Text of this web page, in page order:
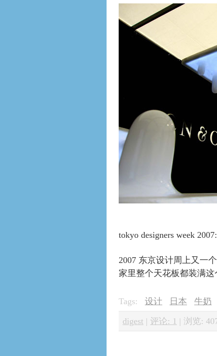
tokyo designers week
2007 东京设计周上又一
家里整个天花板都装满
Tags: 设计 日本 牛奶
digest | 评论: 1 | 浏览: